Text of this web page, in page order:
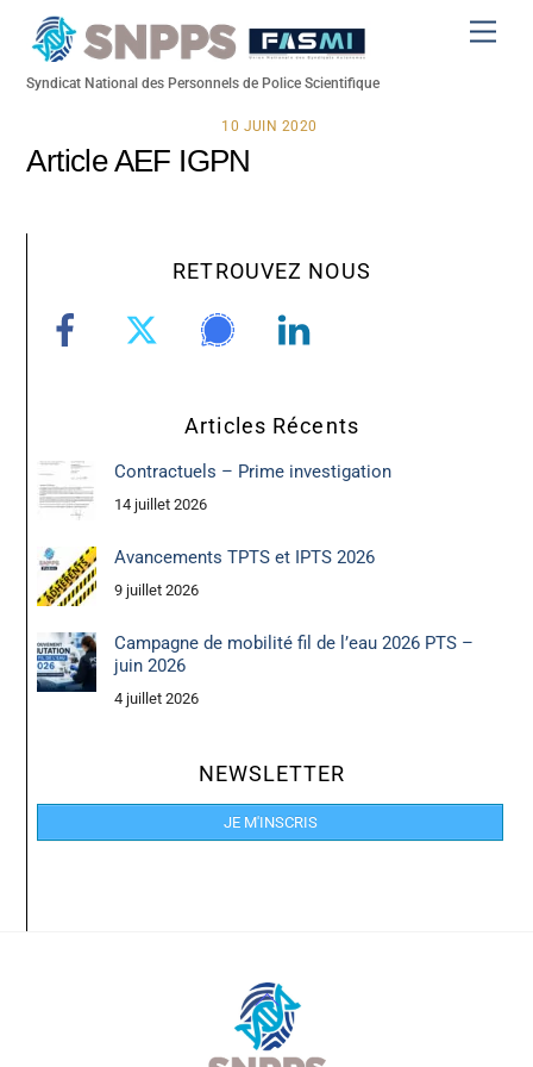
Syndicat National des Personnels de Police Scientifique
10 JUIN 2020
Article AEF IGPN
RETROUVEZ NOUS
Articles Récents
Contractuels – Prime investigation
14 juillet 2026
Avancements TPTS et IPTS 2026
9 juillet 2026
Campagne de mobilité fil de l’eau 2026 PTS –
juin 2026
4 juillet 2026
NEWSLETTER
JE M'INSCRIS
Back
To
Top